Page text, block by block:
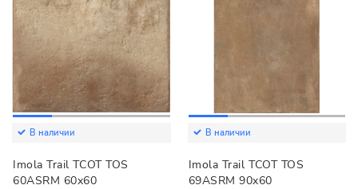
В наличии
Imola Trail TCOT TOS
60ASRM 60x60
В наличии
Imola Trail TCOT TOS
69ASRM 90x60